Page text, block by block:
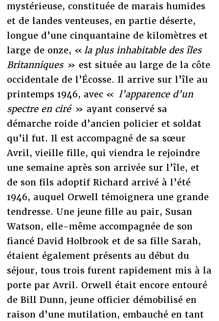
mystérieuse, constituée de marais humides
et de landes venteuses, en partie déserte,
longue d’une cinquantaine de kilomètres et
large de onze, « la plus inhabitable des îles
Britanniques» est située au large de la côte
occidentale de l’Écosse. Il arrive sur l’île au
printemps 1946, avec « l’apparence d’un
spectre en ciré» ayant conservé sa
démarche roide d’ancien policier et soldat
qu’il fut. Il est accompagné de sa sœur
Avril, vieille fille, qui viendra le rejoindre
une semaine après son arrivée sur l’île, et
de son fils adoptif Richard arrivé à l’été
1946, auquel Orwell témoignera une grande
tendresse. Une jeune fille au pair, Susan
Watson, elle-même accompagnée de son
fiancé David Holbrook et de sa fille Sarah,
étaient également présents au début du
séjour, tous trois furent rapidement mis à la
porte par Avril. Orwell était encore entouré
de Bill Dunn, jeune officier démobilisé en
raison d’une mutilation, embauché en tant